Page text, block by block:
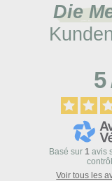
Die
5
Basé sur 1 avis
Voir tous les